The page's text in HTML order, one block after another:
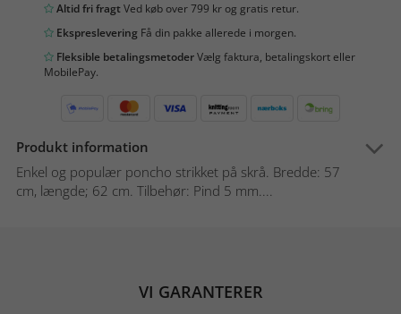
Altid fri fragtVed køb over 799 kr og gratis retur.
Ekspreslevering Få din pakke allerede i morgen.
Fleksible betalingsmetoderVælg faktura, betalingskort eller
MobilePay.
Produkt information
Enkel og populær poncho strikket på skrå. Bredde: 57
cm, længde; 62 cm. Tilbehør: Pind 5 mm....
VI GARANTERER